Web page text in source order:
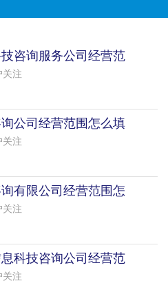
咨询服务公司经营范
关注
公司经营范围怎么填
关注
有限公司经营范围怎
关注
科技咨询公司经营范
关注